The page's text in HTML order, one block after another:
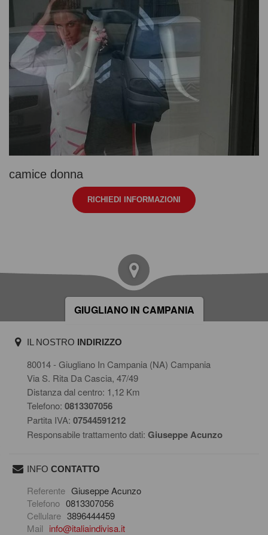
camice donna
RICHIEDI INFORMAZIONI
GIUGLIANO IN CAMPANIA
IL NOSTRO INDIRIZZO
80014 - Giugliano In Campania (NA) Campania
Via S. Rita Da Cascia, 47/49
Distanza dal centro: 1,12 Km
Telefono: 0813307056
Partita IVA: 07544591212
Responsabile trattamento dati: Giuseppe Acunzo
INFO CONTATTO
Referente Giuseppe Acunzo
Telefono 0813307056
Cellulare 3896444459
Mail info@italiaindivisa.it